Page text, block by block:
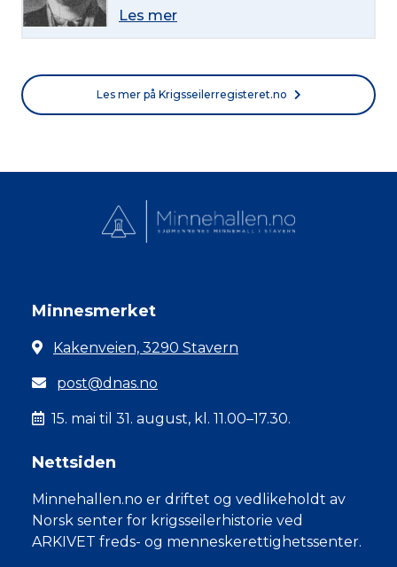
Les mer
Les mer på Krigsseilerregisteret.no
Minnesmerket
Kakenveien, 3290 Stavern
post@dnas.no
15. mai til 31. august, kl. 11.00–17.30.
Nettsiden
Minnehallen.no er driftet og vedlikeholdt av
Norsk senter for krigsseilerhistorie ved
ARKIVET freds- og menneskerettighetssenter.